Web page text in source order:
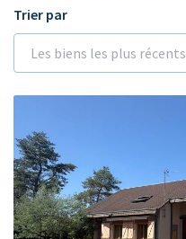
Trier par
Les biens les plus récents